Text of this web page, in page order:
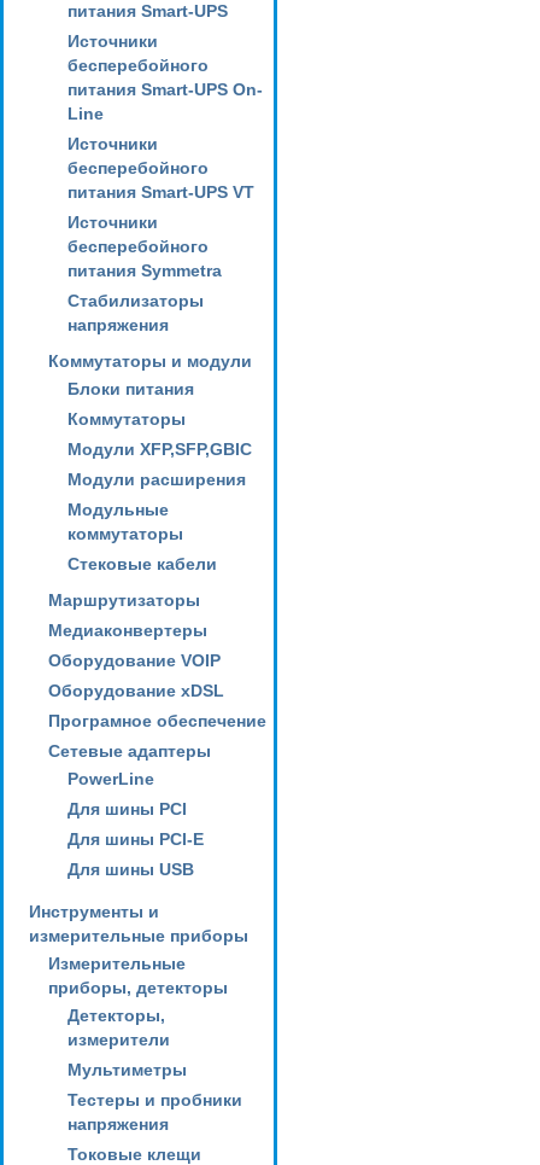
питания Smart-UPS
Источники
бесперебойного
питания Smart-UPS On-
Line
Источники
бесперебойного
питания Smart-UPS VT
Источники
бесперебойного
питания Symmetra
Стабилизаторы
напряжения
Коммутаторы и модули
Блоки питания
Коммутаторы
Модули XFP,SFP,GBIC
Модули расширения
Модульные
коммутаторы
Стековые кабели
Маршрутизаторы
Медиаконвертеры
Оборудование VOIP
Оборудование xDSL
Програмное обеспечение
Сетевые адаптеры
PowerLine
Для шины PCI
Для шины PCI-E
Для шины USB
Инструменты и
измерительные приборы
Измерительные
приборы, детекторы
Детекторы,
измерители
Мультиметры
Тестеры и пробники
напряжения
Токовые клещи